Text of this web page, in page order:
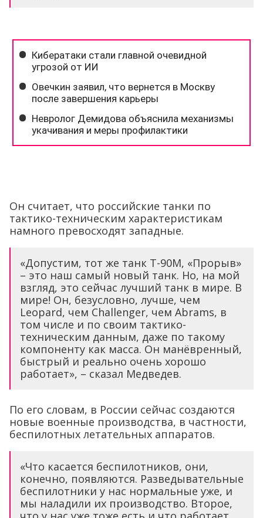
Он считает, что российские танки по
тактико-техническим характеристикам
намного превосходят западные.
«Допустим, тот же танк Т-90М, «Прорыв»
– это наш самый новый танк. Но, на мой
взгляд, это сейчас лучший танк в мире. В
мире! Он, безусловно, лучше, чем
Leopard, чем Challenger, чем Abrams, в
том числе и по своим тактико-
техническим данным, даже по такому
компоненту как масса. Он манёвренный,
быстрый и реально очень хорошо
работает», – сказал Медведев.
По его словам, в России сейчас создаются
новые военные производства, в частности,
беспилотных летательных аппаратов.
«Что касается беспилотников, они,
конечно, появляются. Разведывательные
беспилотники у нас нормальные уже, и
мы наладили их производство. Второе,